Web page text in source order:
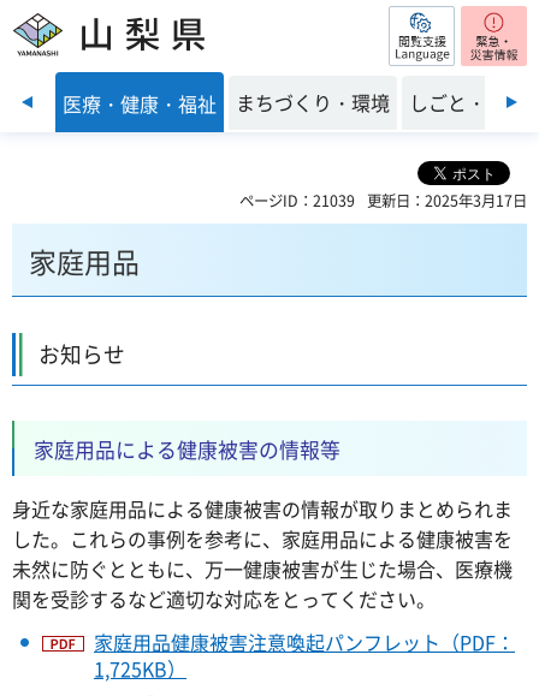
山梨県 閲覧支援
て 医療・健康・福祉 まちづくり・環境 しごと・産業
ページID：21039 更新日：2025年3月17日
家庭用品
お知らせ
家庭用品による健康被害の情報等
身近な家庭用品による健康被害の情報が取りまとめられま
した。これらの事例を参考に、家庭用品による健康被害を
未然に防ぐとともに、万一健康被害が生じた場合、医療機
関を受診するなど適切な対応をとってください。
家庭用品健康被害注意喚起パンフレット（PDF：
1,725KB）